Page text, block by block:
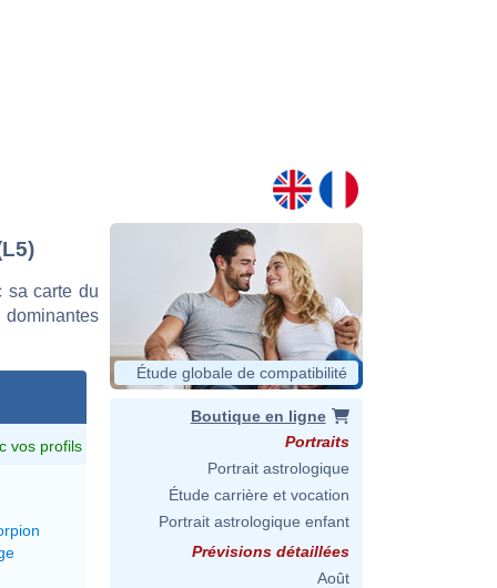
sa carte du
vos profils
Étude globale de compatibilité
Boutique en ligne
Portraits
Portrait astrologique
Étude carrière et vocation
Portrait astrologique enfant
Prévisions détaillées
Août